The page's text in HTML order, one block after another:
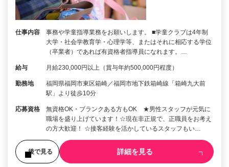
仕事内容
事務や学童指導業務をお願いします。 ■学童クラブは4年制
大学・社会学教育学・心理学等、またはそれに相応する学位
（卒業者）であれば有資格者指導員になれます。…
給与 月給230,000円以上（賞与年約500,000円程度）
勤務地
福岡県福岡市東区箱崎／福岡市地下鉄箱崎線「箱崎九大前
駅」より徒歩10分
応募資格
無資格OK・ブランクある方もOK ★男性スタッフが元気に
職場を盛り上げています！☆現在非正規で、正職員をお考え
の方大歓迎！ ☆接客経験を活かしているスタッフもい…
後で見る 詳細を見る